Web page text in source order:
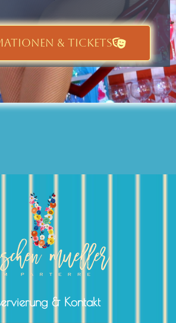
& TICKETS
& Kontakt